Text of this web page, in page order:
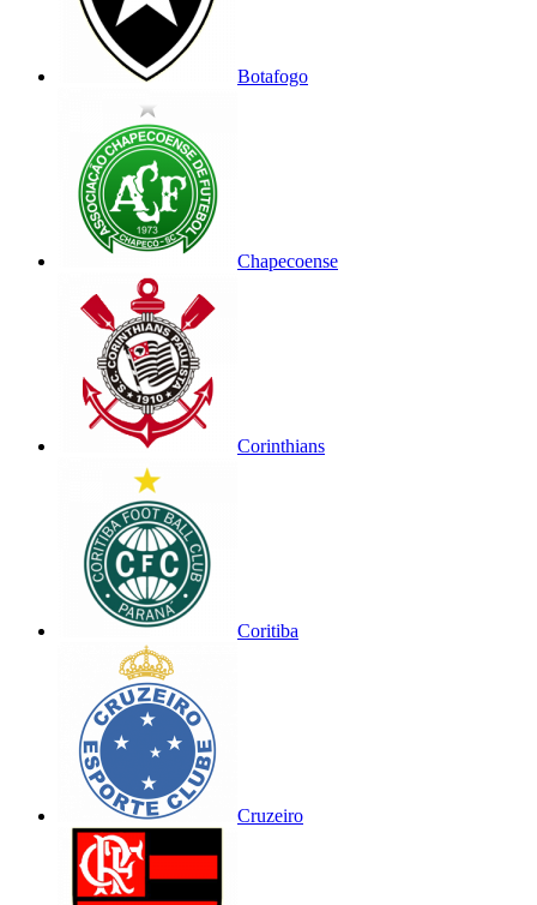
Botafogo
Chapecoense
Corinthians
Coritiba
Cruzeiro